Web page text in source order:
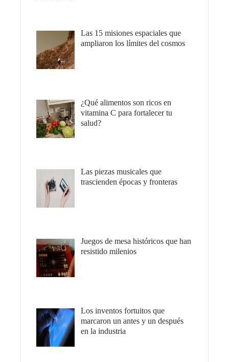
Las 15 misiones espaciales que
ampliaron los límites del cosmos
¿Qué alimentos son ricos en
vitamina C para fortalecer tu
salud?
Las piezas musicales que
trascienden épocas y fronteras
Juegos de mesa históricos que han
resistido milenios
Los inventos fortuitos que
marcaron un antes y un después
en la industria